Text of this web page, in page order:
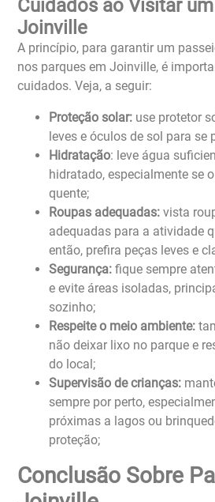
Cuidados ao Visitar
Joinville
A princípio, para garantir um
nos parques em Joinville, é
cuidados. Veja, a seguir:
Proteção solar: use protetor
leves e óculos de sol para se
Hidratação: leve água
hidratado, especialmente se
quente;
Roupas adequadas: vista
adequadas para a atividade
então, prefira peças leves e
Segurança: fique sempre
e evite áreas isoladas,
sozinho;
Respeite o meio ambiente:
não deixar lixo no parque e
do local;
Supervisão de crianças:
sempre por perto,
próximas a lagos ou
proteção;
Conclusão Sobre